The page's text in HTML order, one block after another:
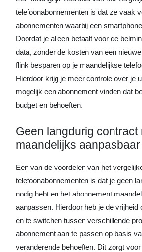
telefoonabonnementen is dat ze vaak
abonnementen waarbij een
Doordat je alleen betaalt voor de
data, zonder de kosten van een
flink besparen op je maandelijkse
Hierdoor krijg je meer controle over je
mogelijk een abonnement vinden dat
budget en behoeften.
Geen langdurig contract
maandelijks aanpasbaar
Een van de voordelen van het
telefoonabonnementen is dat je geen
nodig hebt en het abonnement
aanpassen. Hierdoor heb je de vrijheid
en te switchen tussen verschillende
abonnement aan te passen op basis
veranderende behoeften. Dit zorgt